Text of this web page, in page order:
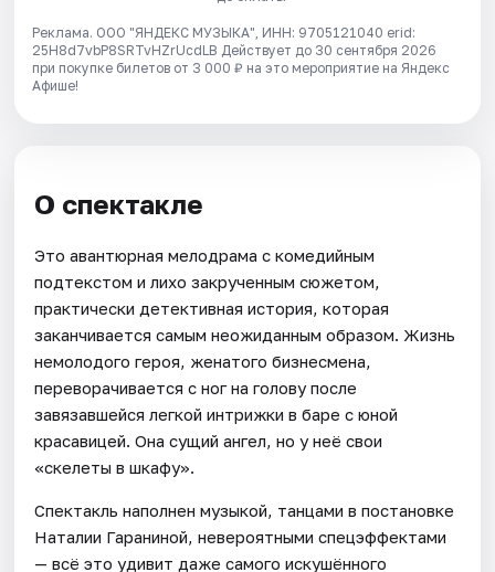
Реклама. ООО "ЯНДЕКС МУЗЫКА", ИНН: 9705121040 erid:
25H8d7vbP8SRTvHZrUcdLB Действует до 30 сентября 2026
при покупке билетов от 3 000 ₽ на это мероприятие на Яндекс
Афише!
О спектакле
Это авантюрная мелодрама с комедийным
подтекстом и лихо закрученным сюжетом,
практически детективная история, которая
заканчивается самым неожиданным образом. Жизнь
немолодого героя, женатого бизнесмена,
переворачивается с ног на голову после
завязавшейся легкой интрижки в баре с юной
красавицей. Она сущий ангел, но у неё свои
«скелеты в шкафу».
Спектакль наполнен музыкой, танцами в постановке
Наталии Гараниной, невероятными спецэффектами
— всё это удивит даже самого искушённого